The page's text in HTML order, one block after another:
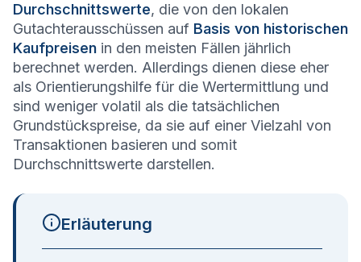
Durchschnittswerte, die von den lokalen
Gutachterausschüssen auf Basis von historischen
Kaufpreisen in den meisten Fällen jährlich
berechnet werden. Allerdings dienen diese eher
als Orientierungshilfe für die Wertermittlung und
sind weniger volatil als die tatsächlichen
Grundstückspreise, da sie auf einer Vielzahl von
Transaktionen basieren und somit
Durchschnittswerte darstellen.
Erläuterung